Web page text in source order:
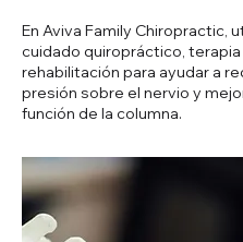
En Aviva Family Chiropractic,
cuidado quiropráctico, terapia
rehabilitación para ayudar a
presión sobre el nervio y
función de la columna.